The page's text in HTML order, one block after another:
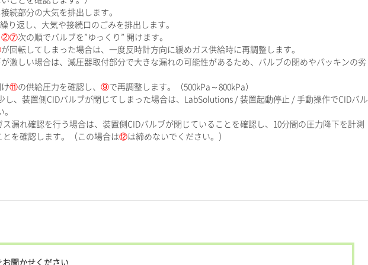
続部分の大気を排出します。
り返し、大気や接続口のごみを排出します。
②⑦次の順でバルブを”ゆっくり” 開けます。
が回転してしまった場合は、一度反時計方向に緩めガス供給時に再調整します。
激しい場合は、減圧器取付部分で大きな漏れの可能性があるため、バルブの閉めやパッキンの劣
⑪の供給圧力を確認し、 ⑨で再調整します。（500kPa～800kPa）
し、装置側CIDバルブが閉じてしまった場合は、LabSolutions / 装置起動停止 / 手動操作でCIDバル
漏れ確認を行う場合は、装置側CIDバルブが閉じていることを確認し、10分間の圧力降下を計測
を確認します。（この場合は⑫は締めないでください。）
聞かせください